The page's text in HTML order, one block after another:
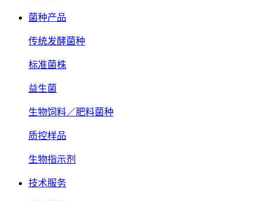
菌种产品
传统发酵菌种
标准菌株
益生菌
生物饲料／肥料菌种
质控样品
生物指示剂
技术服务